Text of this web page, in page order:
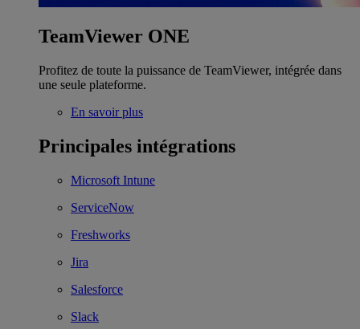
TeamViewer ONE
Profitez de toute la puissance de TeamViewer, intégrée dans
une seule plateforme.
En savoir plus
Principales intégrations
Microsoft Intune
ServiceNow
Freshworks
Jira
Salesforce
Slack